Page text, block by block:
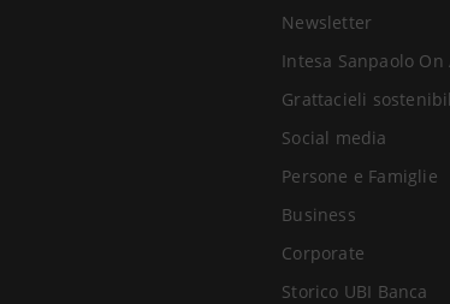
Newsletter
Intesa Sanpaolo On
Grattacieli
Social media
Persone e Famiglie
Business
Corporate
Storico UBI Banca